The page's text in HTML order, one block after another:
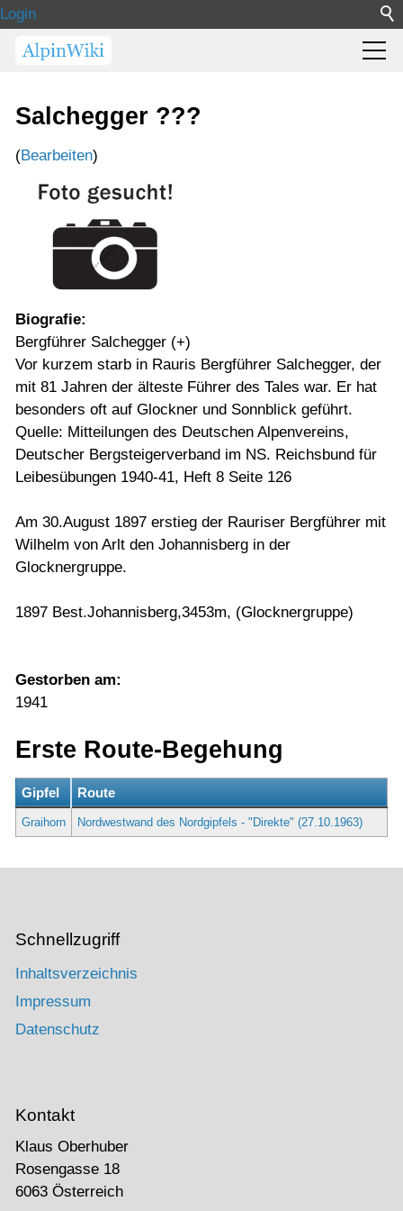
Login
Salchegger ???
(Bearbeiten)
Biografie:
Bergführer Salchegger (+)
Vor kurzem starb in Rauris Bergführer Salchegger, der
mit 81 Jahren der älteste Führer des Tales war. Er hat
besonders oft auf Glockner und Sonnblick geführt.
Quelle: Mitteilungen des Deutschen Alpenvereins,
Deutscher Bergsteigerverband im NS. Reichsbund für
Leibesübungen 1940-41, Heft 8 Seite 126
Am 30.August 1897 erstieg der Rauriser Bergführer mit
Wilhelm von Arlt den Johannisberg in der
Glocknergruppe.
1897 Best.Johannisberg,3453m, (Glocknergruppe)
Gestorben am:
1941
Erste Route-Begehung
Gipfel Route
Graihorn Nordwestwand des Nordgipfels - "Direkte" (27.10.1963)
Schnellzugriff
Inhaltsverzeichnis
Impressum
Datenschutz
Kontakt
Klaus Oberhuber
Rosengasse 18
6063 Österreich